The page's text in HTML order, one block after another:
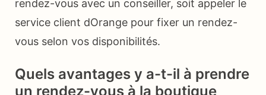
rendez-vous avec un conseiller, soit appeler le
service client dOrange pour fixer un rendez-
vous selon vos disponibilités.
Quels avantages y a-t-il à prendre
un rendez-vous à la boutique